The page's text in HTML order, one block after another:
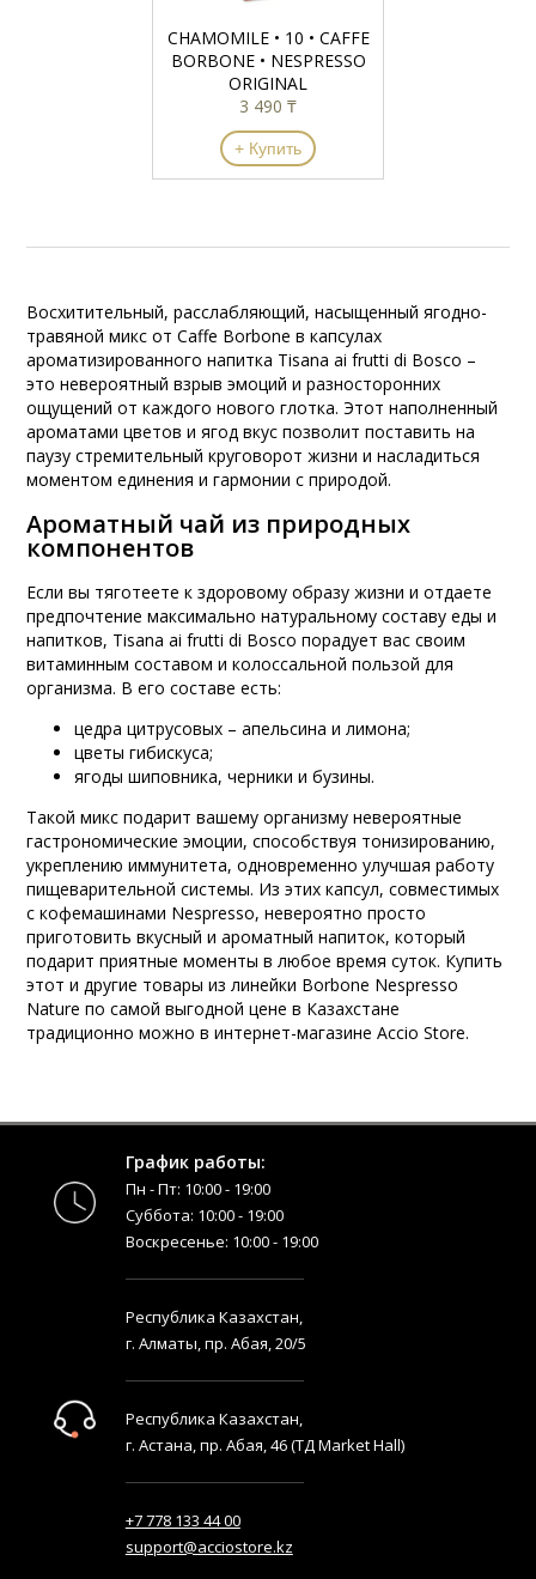
CHAMOMILE • 10 • CAFFE
BORBONE • NESPRESSO
ORIGINAL
3 490 ₸
+ Купить
Восхитительный, расслабляющий, насыщенный ягодно-
травяной микс от Caffe Borbone в капсулах
ароматизированного напитка Tisana ai frutti di Bosco –
это невероятный взрыв эмоций и разносторонних
ощущений от каждого нового глотка. Этот наполненный
ароматами цветов и ягод вкус позволит поставить на
паузу стремительный круговорот жизни и насладиться
моментом единения и гармонии с природой.
Ароматный чай из природных
компонентов
Если вы тяготеете к здоровому образу жизни и отдаете
предпочтение максимально натуральному составу еды и
напитков, Tisana ai frutti di Bosco порадует вас своим
витаминным составом и колоссальной пользой для
организма. В его составе есть:
цедра цитрусовых – апельсина и лимона;
цветы гибискуса;
ягоды шиповника, черники и бузины.
Такой микс подарит вашему организму невероятные
гастрономические эмоции, способствуя тонизированию,
укреплению иммунитета, одновременно улучшая работу
пищеварительной системы. Из этих капсул, совместимых
с кофемашинами Nespresso, невероятно просто
приготовить вкусный и ароматный напиток, который
подарит приятные моменты в любое время суток. Купить
этот и другие товары из линейки Borbone Nespresso
Nature по самой выгодной цене в Казахстане
традиционно можно в интернет-магазине Accio Store.
График работы:
Пн - Пт: 10:00 - 19:00
Суббота: 10:00 - 19:00
Воскресенье: 10:00 - 19:00
Республика Казахстан,
г. Алматы, пр. Абая, 20/5
Республика Казахстан,
г. Астана, пр. Абая, 46 (ТД Market Hall)
+7 778 133 44 00
support@acciostore.kz